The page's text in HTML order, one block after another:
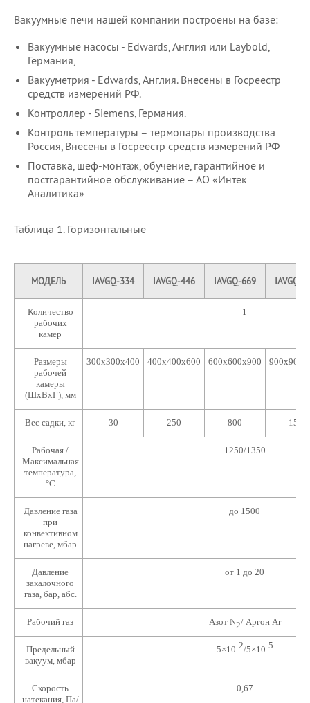
Вакуумные печи нашей компании построены на базе:
Вакуумные насосы - Edwards, Англия или Laybold,
Германия,
Вакууметрия - Edwards, Англия. Внесены в Госреестр
средств измерений РФ.
Контроллер - Siemens, Германия.
Контроль температуры – термопары производства
Россия, Внесены в Госреестр средств измерений РФ
Поставка, шеф-монтаж, обучение, гарантийное и
постгарантийное обслуживание – АО «Интек
Аналитика»
Таблица 1. Горизонтальные
МОДЕЛЬ IAVGQ-334 IAVGQ-446 IAVGQ-669 IAVGQ-
Количество
рабочих
камер
1
Размеры
рабочей
камеры
(ШхВхГ), мм
300х300х400 400х400х600 600х600х900
Вес садки, кг 30 250 800 1500
Рабочая /
Максимальная
температура,
°C
1250/1350
Давление газа
при
конвективном
нагреве, мбар
до 1500
Давление
закалочного
газа, бар, абс.
от 1 до 20
Рабочий газ Азот N2/ Аргон Ar
Предельный
вакуум, мбар
5×10-2/5×10-5
Скорость
натекания, Па/
0,67